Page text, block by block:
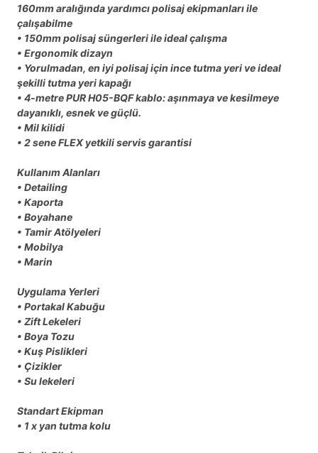
160mm aralığında yardımcı polisaj ekipmanları ile
çalışabilme
• 150mm polisaj süngerleri ile ideal çalışma
• Ergonomik dizayn
• Yorulmadan, en iyi polisaj için ince tutma yeri ve ideal
şekilli tutma yeri kapağı
• 4-metre PUR H05-BQF kablo: aşınmaya ve kesilmeye
dayanıklı, esnek ve güçlü.
• Mil kilidi
• 2 sene FLEX yetkili servis garantisi
Kullanım Alanları
• Detailing
• Kaporta
• Boyahane
• Tamir Atölyeleri
• Mobilya
• Marin
Uygulama Yerleri
• Portakal Kabuğu
• Zift Lekeleri
• Boya Tozu
• Kuş Pislikleri
• Çizikler
• Su lekeleri
Standart Ekipman
• 1 x yan tutma kolu